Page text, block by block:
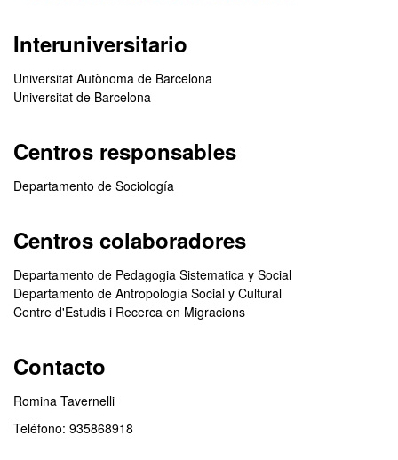
Interuniversitario
Universitat Autònoma de Barcelona
Universitat de Barcelona
Centros responsables
Departamento de Sociología
Centros colaboradores
Departamento de Pedagogia Sistematica y Social
Departamento de Antropología Social y Cultural
Centre d'Estudis i Recerca en Migracions
Contacto
Romina Tavernelli
Teléfono: 935868918